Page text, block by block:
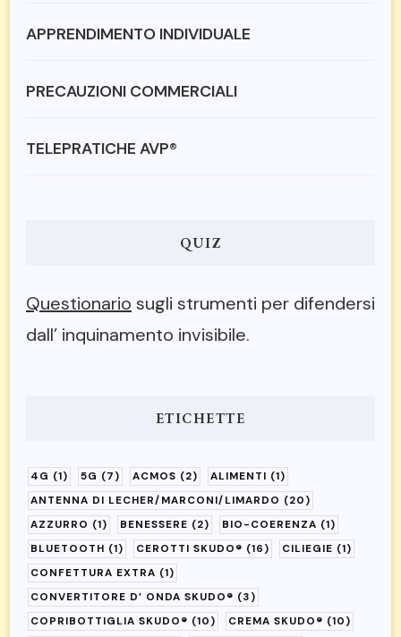
APPRENDIMENTO INDIVIDUALE
PRECAUZIONI COMMERCIALI
TELEPRATICHE AVP®
QUIZ
Questionario sugli strumenti per difendersi
dall’ inquinamento invisibile.
ETICHETTE
4G (1) 5G (7) ACMOS (2) ALIMENTI (1)
ANTENNA DI LECHER/MARCONI/LIMARDO (20)
AZZURRO (1) BENESSERE (2) BIO-COERENZA (1)
BLUETOOTH (1) CEROTTI SKUDO® (16) CILIEGIE (1)
CONFETTURA EXTRA (1)
CONVERTITORE D’ ONDA SKUDO® (3)
COPRIBOTTIGLIA SKUDO® (10) CREMA SKUDO® (10)